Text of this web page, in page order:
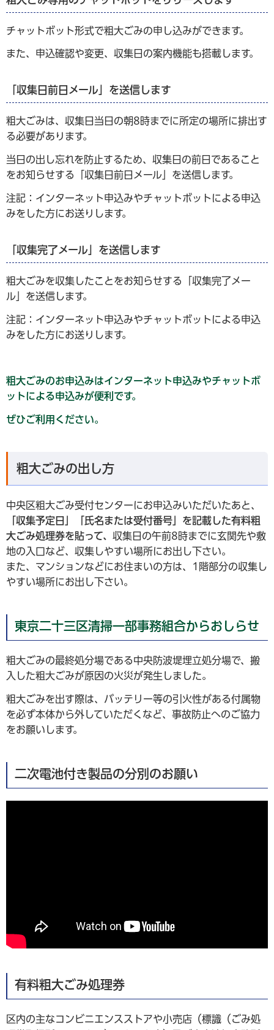
チャットボット形式で粗大ごみの申し込みができます。
また、申込確認や変更、収集日の案内機能も搭載します。
「収集日前日メール」を送信します
粗大ごみは、収集日当日の朝8時までに所定の場所に排出す
る必要があります。
当日の出し忘れを防止するため、収集日の前日であること
をお知らせする「収集日前日メール」を送信します。
注記：インターネット申込みやチャットボットによる申込
みをした方にお送りします。
「収集完了メール」を送信します
粗大ごみを収集したことをお知らせする「収集完了メー
ル」を送信します。
注記：インターネット申込みやチャットボットによる申込
みをした方にお送りします。
粗大ごみのお申込みはインターネット申込みやチャットボ
ットによる申込みが便利です。
ぜひご利用ください。
粗大ごみの出し方
中央区粗大ごみ受付センターにお申込みいただいたあと、
「収集予定日」「氏名または受付番号」を記載した有料粗
大ごみ処理券を貼って、 収集日の午前8時までに玄関先や敷
地の入口など、収集しやすい場所にお出し下さい。
また、マンションなどにお住まいの方は、1階部分の収集し
やすい場所にお出し下さい。
東京二十三区清掃一部事務組合からおしらせ
粗大ごみの最終処分場である中央防波堤埋立処分場で、搬
入した粗大ごみが原因の火災が発生しました。
粗大ごみを出す際は、バッテリー等の引火性がある付属物
を必ず本体から外していただくなど、事故防止へのご協力
をお願いします。
二次電池付き製品の分別のお願い
有料粗大ごみ処理券
区内の主なコンビニエンスストアや小売店（標識（ごみ処